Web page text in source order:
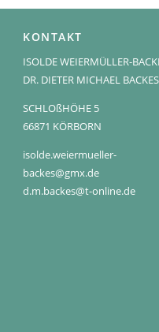
KONTAKT
ISOLDE WEIERMÜLLER-
DR. DIETER MICHAEL BACKES
SCHLOßHÖHE 5
66871 KÖRBORN
isolde.weiermueller-
backes@gmx.de
d.m.backes@t-online.de